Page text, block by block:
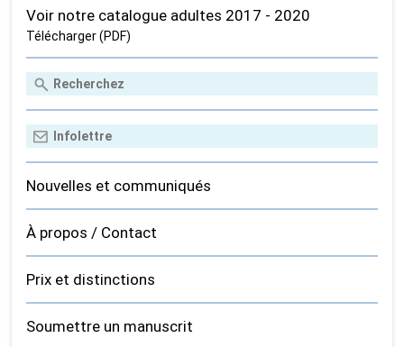
Voir notre catalogue adultes 2017 - 2020
Télécharger (PDF)
Nouvelles et communiqués
À propos / Contact
Prix et distinctions
Soumettre un manuscrit